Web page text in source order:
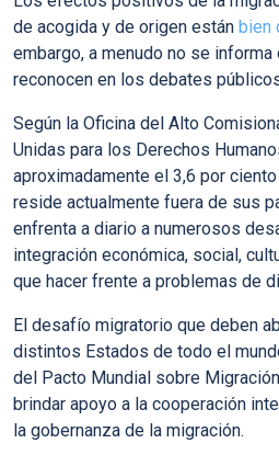
de acogida y de origen están bien
embargo, a menudo no se
reconocen en los debates
Según la Oficina del Alto
Unidas para los Derechos
aproximadamente el 3,6 por
reside actualmente fuera de sus
enfrenta a diario a numerosos
integración económica, social,
que hacer frente a problemas de
El desafío migratorio que deben
distintos Estados de todo el
del Pacto Mundial sobre Migración
brindar apoyo a la cooperación
la gobernanza de la migración.